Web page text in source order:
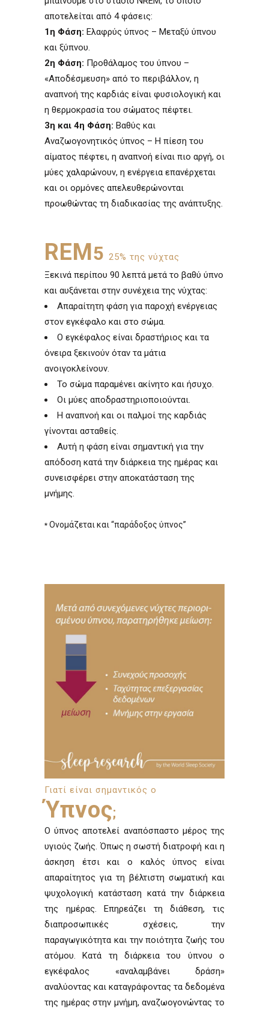
αποτελείται από 4 φάσεις:
1η Φάση: Ελαφρύς ύπνος – Μεταξύ ύπνου
και ξύπνου.
2η Φάση: Προθάλαμος του ύπνου –
«Αποδέσμευση» από το περιβάλλον, η
αναπνοή της καρδιάς είναι φυσιολογική και
η θερμοκρασία του σώματος πέφτει.
3η και 4η Φάση: Βαθύς και
Αναζωογονητικός ύπνος – Η πίεση του
αίματος πέφτει, η αναπνοή είναι πιο αργή, οι
μύες χαλαρώνουν, η ενέργεια επανέρχεται
και οι ορμόνες απελευθερώνονται
προωθώντας τη διαδικασίας της ανάπτυξης.
REM5 25% της νύχτας
Ξεκινά περίπου 90 λεπτά μετά το βαθύ ύπνο
και αυξάνεται στην συνέχεια της νύχτας:
Απαραίτητη φάση για παροχή ενέργειας
στον εγκέφαλο και στο σώμα.
Ο εγκέφαλος είναι δραστήριος και τα
όνειρα ξεκινούν όταν τα μάτια
ανοιγοκλείνουν.
Το σώμα παραμένει ακίνητο και ήσυχο.
Οι μύες αποδραστηριοποιούνται.
Η αναπνοή και οι παλμοί της καρδιάς
γίνονται ασταθείς.
Αυτή η φάση είναι σημαντική για την
απόδοση κατά την διάρκεια της ημέρας και
συνεισφέρει στην αποκατάσταση της
μνήμης.
* Ονομάζεται και “παράδοξος ύπνος”
Γιατί είναι σημαντικός ο
Ύπνος;
Ο ύπνος αποτελεί αναπόσπαστο μέρος της
υγιούς ζωής. Όπως η σωστή διατροφή και η
άσκηση έτσι και ο καλός ύπνος είναι
απαραίτητος για τη βέλτιστη σωματική και
ψυχολογική κατάσταση κατά την διάρκεια
της ημέρας. Επηρεάζει τη διάθεση, τις
διαπροσωπικές σχέσεις, την
παραγωγικότητα και την ποιότητα ζωής του
ατόμου. Κατά τη διάρκεια του ύπνου ο
εγκέφαλος «αναλαμβάνει δράση»
αναλύοντας και καταγράφοντας τα δεδομένα
της ημέρας στην μνήμη, αναζωογονώντας το